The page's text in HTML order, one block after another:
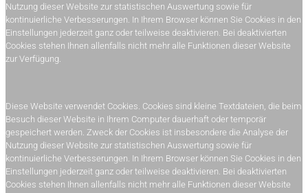
Nutzung dieser Website zur statistischen Auswertung sowie für
kontinuierliche Verbesserungen. In Ihrem Browser können Sie Cookies in den
Einstellungen jederzeit ganz oder teilweise deaktivieren. Bei deaktivierten
Cookies stehen Ihnen allenfalls nicht mehr alle Funktionen dieser Website
zur Verfügung.
Diese Website verwendet Cookies. Cookies sind kleine Textdateien, die beim
Besuch dieser Website in Ihrem Computer dauerhaft oder temporär
gespeichert werden. Zweck der Cookies ist insbesondere die Analyse der
Nutzung dieser Website zur statistischen Auswertung sowie für
kontinuierliche Verbesserungen. In Ihrem Browser können Sie Cookies in den
Einstellungen jederzeit ganz oder teilweise deaktivieren. Bei deaktivierten
Cookies stehen Ihnen allenfalls nicht mehr alle Funktionen dieser Website